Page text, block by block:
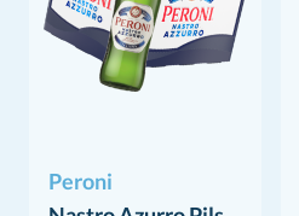
Peroni